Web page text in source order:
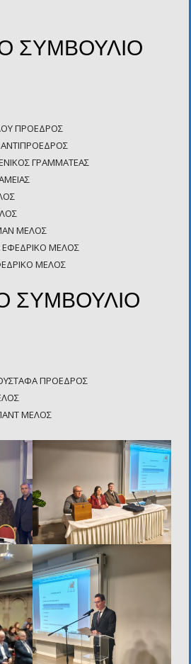
ΣΥΜΒΟΥΛΙΟ
ΠΡΟΕΔΡΟΣ
ΑΝΤΙΠΡΟΕΔΡΟΣ
ΓΡΑΜΜΑΤΕΑΣ
ΜΕΛΟΣ
ΜΕΛΟΣ
ΜΕΛΟΣ
ΣΥΜΒΟΥΛΙΟ
ΠΡΟΕΔΡΟΣ
ΜΕΛΟΣ